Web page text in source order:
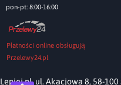
pon-pt: 8:00-16:00
Płatności online obsługują
Przelewy24.pl
Lepiej.pl, ul. Akacjowa 8, 58-100